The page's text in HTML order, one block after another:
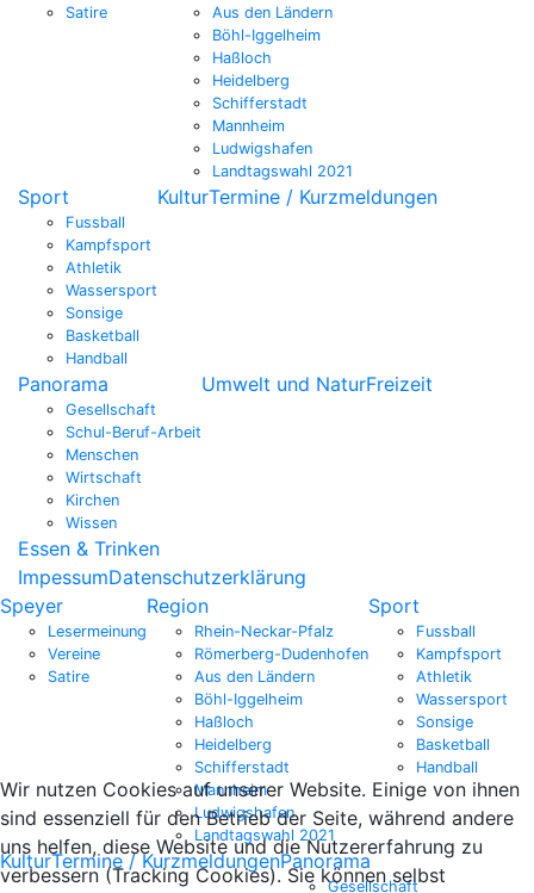
Satire
Aus den Ländern
Böhl-Iggelheim
Haßloch
Heidelberg
Schifferstadt
Mannheim
Ludwigshafen
Landtagswahl 2021
Sport
Fussball
Kampfsport
Athletik
Wassersport
Sonsige
Basketball
Handball
KulturTermine / Kurzmeldungen
Panorama
Gesellschaft
Schul-Beruf-Arbeit
Menschen
Wirtschaft
Kirchen
Wissen
Umwelt und NaturFreizeit
Essen & Trinken
ImpessumDatenschutzerklärung
Speyer
Lesermeinung
Vereine
Satire
Region
Rhein-Neckar-Pfalz
Römerberg-Dudenhofen
Aus den Ländern
Böhl-Iggelheim
Haßloch
Heidelberg
Schifferstadt
Mannheim
Ludwigshafen
Landtagswahl 2021
Sport
Fussball
Kampfsport
Athletik
Wassersport
Sonsige
Basketball
Handball
KulturTermine / KurzmeldungenPanorama
Gesellschaft
Wir nutzen Cookies auf unserer Website. Einige von ihnen
sind essenziell für den Betrieb der Seite, während andere
uns helfen, diese Website und die Nutzererfahrung zu
verbessern (Tracking Cookies). Sie können selbst